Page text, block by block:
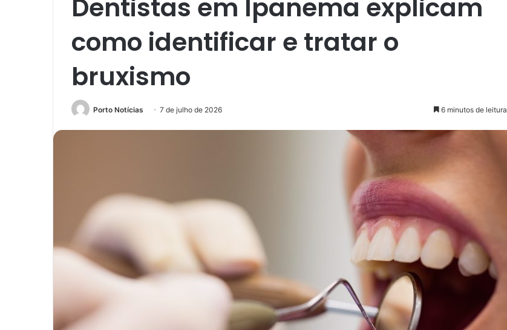
Dentistas em Ipanema explicam
como identificar e tratar o
bruxismo
Porto Notícias 7 de julho de 2026 6 minutos de leitura